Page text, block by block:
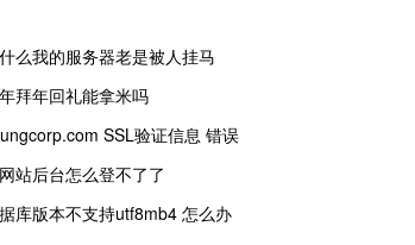
么我的服务器老是被人挂马
拜年回礼能拿米吗
SSL验证信息 错误
站后台怎么登不了了
库版本不支持utf8mb4 怎么办